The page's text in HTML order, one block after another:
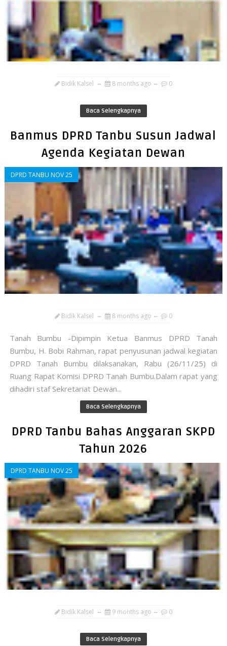
Bidik Kalsel 8 months ago 0
Baca Selengkapnya
Banmus DPRD Tanbu Susun Jadwal
Agenda Kegiatan Dewan
DPRD TANBU NOV 25
Bidik Kalsel 8 months ago 0
Tanah Bumbu -Dipimpin Ketua Banmus DPRD Tanah
Bumbu, H. Bobi Rahman, rapat penyusunan jadwal kegiatan
DPRD Tanah Bumbu dilaksanakan, Rabu (26/11/25) di
Ruang Rapat Komisi DPRD Tanah Bumbu.Dalam rapat yang
dihadiri staf Sekretariat Dewan...
Baca Selengkapnya
DPRD Tanbu Bahas Anggaran SKPD
Tahun 2026
DPRD TANBU NOV 25
Bidik Kalsel 9 months ago 0
Baca Selengkapnya